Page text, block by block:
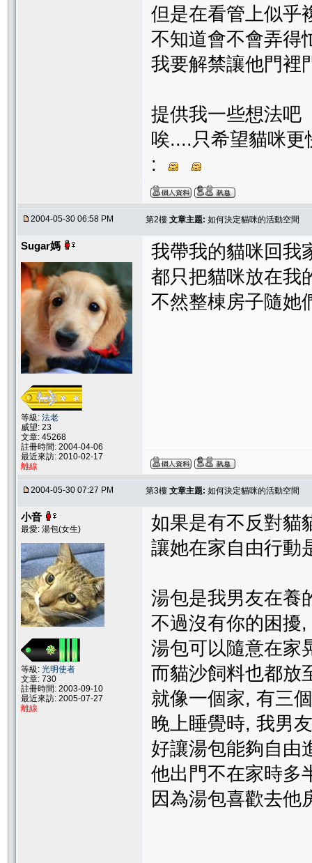
但是在看管上似乎
不知道會不會弄得
我要解禁讓他門裡
提供我一些想法吧
唉....只希望貓咪
:
2004-05-30 06:58 PM 第2樓 文章主題: 如何決定貓咪的活動空間
Sugar媽
等級: 法老
威望: 23
文章: 45268
註冊時間: 2004-04-06
最近來訪: 2010-02-17
離線
我帶我的貓咪回我
都只把貓咪放在我
不然整棟房子隨她
2004-05-30 07:27 PM 第3樓 文章主題: 如何決定貓咪的活動空間
小音
最愛: 湯包(女生)
等級: 光明使者
文章: 730
註冊時間: 2003-09-10
最近來訪: 2005-07-27
離線
如果是有不反對貓
讓她在家自由行動
湯包是我男友在養
不過沒有你的困擾,
湯包可以隨意在家
而貓沙飼料也都放
就像一個家, 有三
晚上睡覺時, 我男
好讓湯包能夠自由
他出門不在家時多
因為湯包喜歡去他